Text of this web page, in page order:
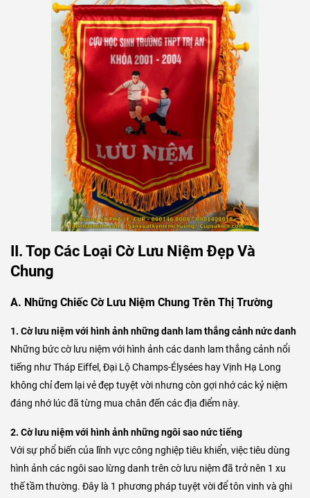
II. Top Các Loại Cờ Lưu Niệm Đẹp Và
Chung
A. Những Chiếc Cờ Lưu Niệm Chung Trên Thị Trường
1. Cờ lưu niệm với hình ảnh những danh lam thắng cảnh nức danh
Những bức cờ lưu niệm với hình ảnh các danh lam thắng cảnh nổi
tiếng như Tháp Eiffel, Đại Lộ Champs-Élysées hay Vịnh Hạ Long
không chỉ đem lại vẻ đẹp tuyệt vời nhưng còn gợi nhớ các kỷ niệm
đáng nhớ lúc đã từng mua chân đến các địa điểm này.
2. Cờ lưu niệm với hình ảnh những ngôi sao nức tiếng
Với sự phổ biến của lĩnh vực công nghiệp tiêu khiển, việc tiêu dùng
hình ảnh các ngôi sao lừng danh trên cờ lưu niệm đã trở nên 1 xu
thế tầm thường. Đây là 1 phương pháp tuyệt vời để tôn vinh và ghi